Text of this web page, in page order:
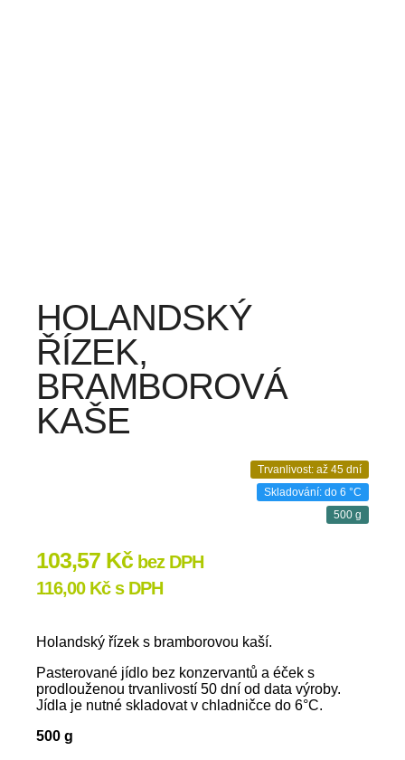
HOLANDSKÝ
ŘÍZEK,
BRAMBOROVÁ
KAŠE
Trvanlivost: až 45 dní
Skladování: do 6 °C
500 g
103,57 Kč bez DPH
116,00 Kčs DPH
Holandský řízek s bramborovou kaší.
Pasterované jídlo bez konzervantů a éček s
prodlouženou trvanlivostí 50 dní od data výroby.
Jídla je nutné skladovat v chladničce do 6°C.
500 g